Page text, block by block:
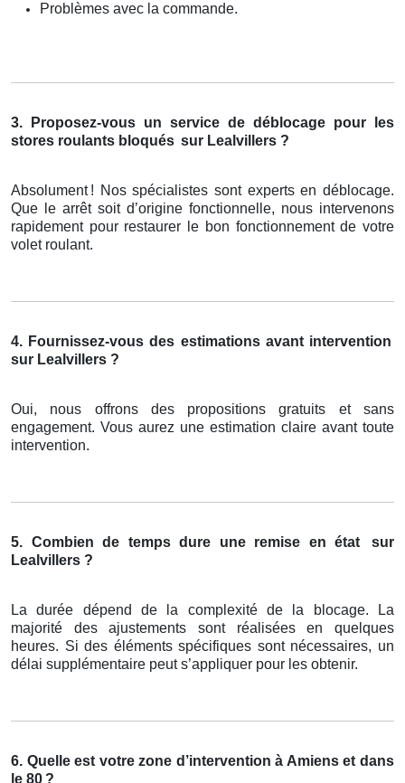
Problèmes avec la commande.
3. Proposez-vous un service de déblocage pour les
stores roulants bloqués sur Lealvillers ?
Absolument ! Nos spécialistes sont experts en déblocage.
Que le arrêt soit d’origine fonctionnelle, nous intervenons
rapidement pour restaurer le bon fonctionnement de votre
volet roulant.
4. Fournissez-vous des estimations avant intervention
sur Lealvillers ?
Oui, nous offrons des propositions gratuits et sans
engagement. Vous aurez une estimation claire avant toute
intervention.
5. Combien de temps dure une remise en état
sur
Lealvillers ?
La durée dépend de la complexité de la blocage. La
majorité des ajustements sont réalisées en quelques
heures. Si des éléments spécifiques sont nécessaires, un
délai supplémentaire peut s’appliquer pour les obtenir.
6. Quelle est votre zone d’intervention à Amiens et dans
le 80 ?